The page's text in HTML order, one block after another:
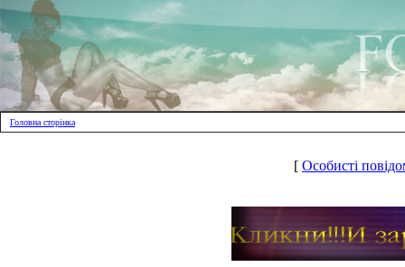
Головна сторінка
[ Особисті